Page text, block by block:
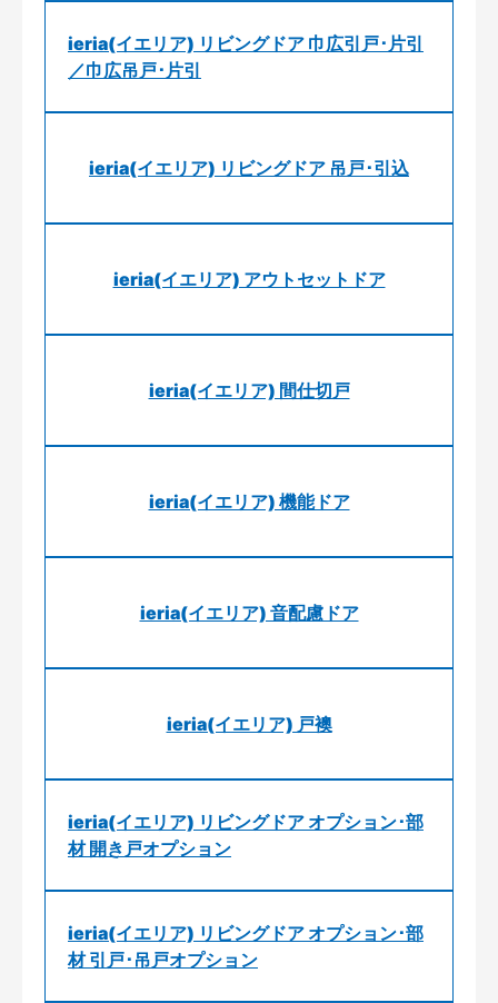
ieria(イエリア) リビングドア 巾広引戸･片引
／巾広吊戸･片引
ieria(イエリア) リビングドア 吊戸･引込
ieria(イエリア) アウトセットドア
ieria(イエリア) 間仕切戸
ieria(イエリア) 機能ドア
ieria(イエリア) 音配慮ドア
ieria(イエリア) 戸襖
ieria(イエリア) リビングドア オプション･部
材 開き戸オプション
ieria(イエリア) リビングドア オプション･部
材 引戸･吊戸オプション